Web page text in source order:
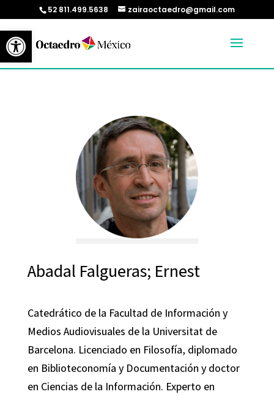
Abrir barra de herramientas
52 811.499.5638 zairaoctaedro@gmail.com
Abadal Falgueras; Ernest
Catedrático de la Facultad de Información y
Medios Audiovisuales de la Universitat de
Barcelona. Licenciado en Filosofía, diplomado
en Biblioteconomía y Documentación y doctor
en Ciencias de la Información. Experto en